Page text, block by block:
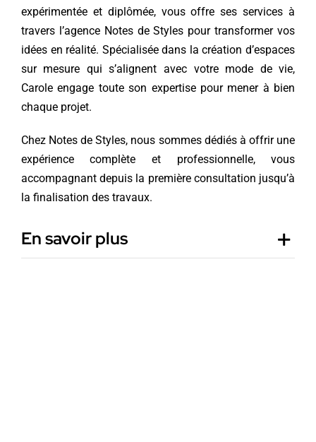
expérimentée et diplômée, vous offre ses services à
travers l’agence Notes de Styles pour transformer vos
idées en réalité. Spécialisée dans la création d’espaces
sur mesure qui s’alignent avec votre mode de vie,
Carole engage toute son expertise pour mener à bien
chaque projet.
Chez Notes de Styles, nous sommes dédiés à offrir une
expérience complète et professionnelle, vous
accompagnant depuis la première consultation jusqu’à
la finalisation des travaux.
En savoir plus